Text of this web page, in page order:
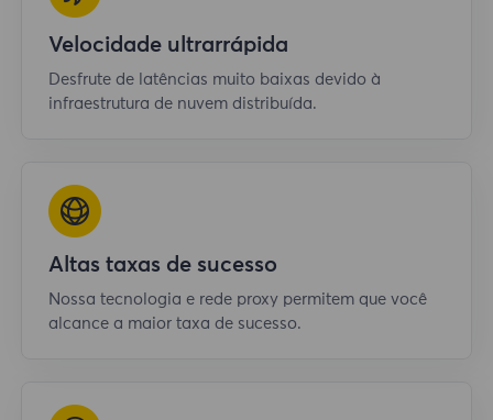
Velocidade ultrarrápida
Desfrute de latências muito baixas devido à
infraestrutura de nuvem distribuída.
Altas taxas de sucesso
Nossa tecnologia e rede proxy permitem que você
alcance a maior taxa de sucesso.